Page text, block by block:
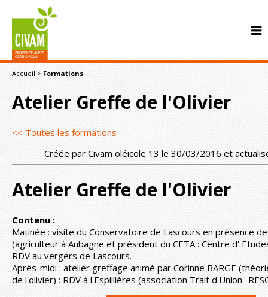
CONTACT
Accueil > Formations
Atelier Greffe de l'Olivier
<< Toutes les formations
Créée par Civam oléicole 13 le 30/03/2016 et
Atelier Greffe de l'Olivier
Contenu :
Matinée : visite du Conservatoire de Lascours en présence
(agriculteur à Aubagne et président du CETA : Centre d'
RDV au vergers de Lascours.
Après-midi : atelier greffage animé par Corinne BARGE
de l'olivier) : RDV à l'Espillières (association Trait d'Union-